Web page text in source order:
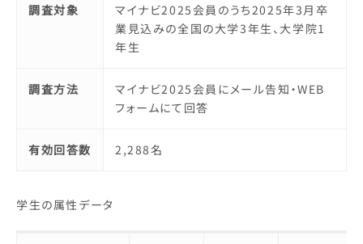
調査対象
マイナビ2025会員のうち2025年3月卒
業見込みの全国の大学3年生、大学院1
年生
調査方法
マイナビ2025会員にメール告知・WEB
フォームにて回答
有効回答数 2,288名
学生の属性データ